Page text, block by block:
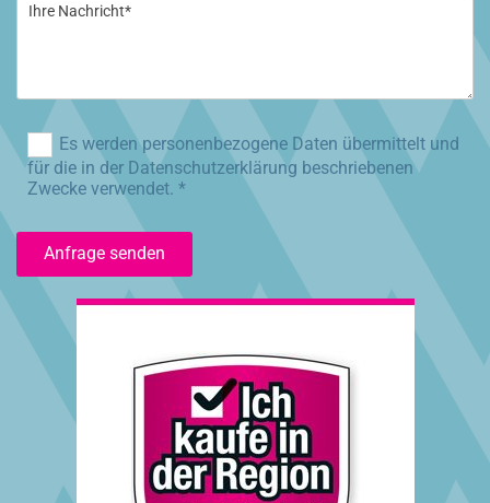
Es werden personenbezogene Daten übermittelt und
für die in der Datenschutzerklärung beschriebenen
Zwecke verwendet. *